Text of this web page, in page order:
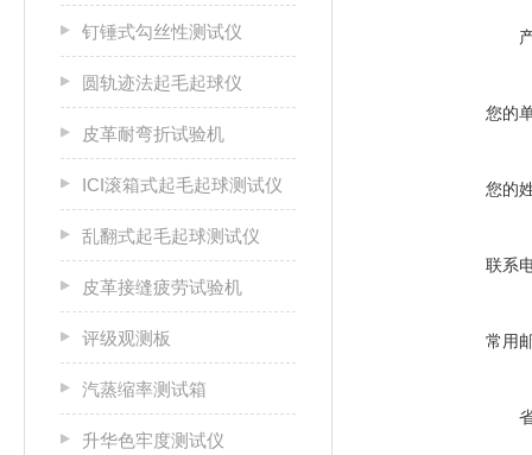
钉锤式勾丝性测试仪
圆轨迹法起毛起球仪
皮革耐弯折试验机
ICI滚箱式起毛起球测试仪
乱翻式起毛起球测试仪
皮革接缝疲劳试验机
评级观测板
汽蒸缩率测试箱
升华色牢度测试仪
您的
您的
联系
常用